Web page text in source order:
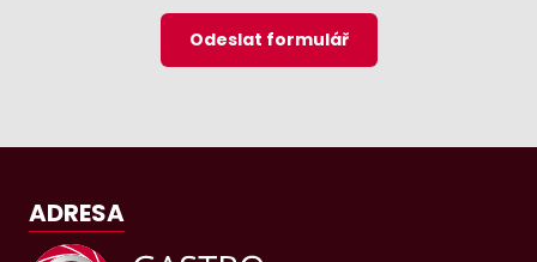
Odeslat formulář
ADRESA